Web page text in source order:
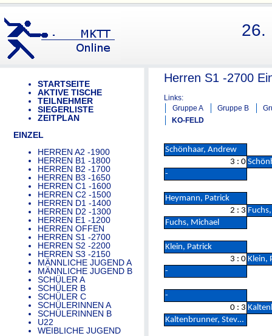
26.
STARTSEITE
AKTIVE TISCHE
TEILNEHMER
SIEGERLISTE
ZEITPLAN
EINZEL
HERREN A2 -1900
HERREN B1 -1800
HERREN B2 -1700
HERREN B3 -1650
HERREN C1 -1600
HERREN C2 -1500
HERREN D1 -1400
HERREN D2 -1300
HERREN E1 -1200
HERREN OFFEN
HERREN S1 -2700
HERREN S2 -2200
HERREN S3 -2150
MÄNNLICHE JUGEND A
MÄNNLICHE JUGEND B
SCHÜLER A
SCHÜLER B
SCHÜLER C
SCHÜLERINNEN A
SCHÜLERINNEN B
U22
WEIBLICHE JUGEND
Herren S1 -2700
Links:
Gruppe A
Gruppe B
KO-FELD
Schönhaar, Andrew
3 : 0
-
Heymann, Patrick
2 : 3
Fuchs, Michael
Klein, Patrick
3 : 0 Klein,
-
-
0 : 3
Kaltenbrunner, Steven